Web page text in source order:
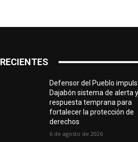
RECIENTES
Defensor del Pueblo
Dajabón sistema de alerta y
respuesta temprana para
fortalecer la protección de
derechos
6 de agosto de 2026